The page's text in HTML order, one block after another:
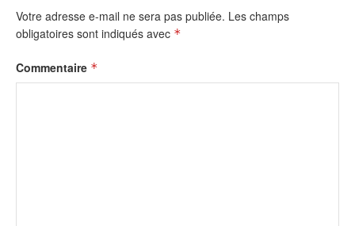
Votre adresse e-mail ne sera pas publiée. Les champs
obligatoires sont indiqués avec *
Commentaire *